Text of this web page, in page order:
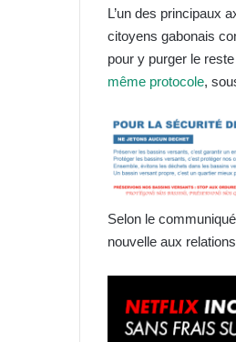
L’un des principaux
citoyens gabonais
pour y purger le
même protocole,
Selon le
nouvelle aux